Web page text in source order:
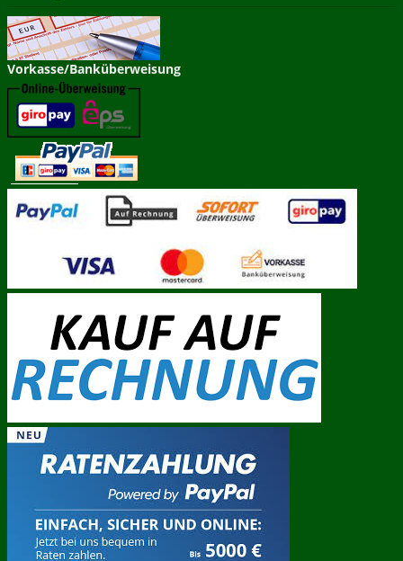
Vorkasse/Banküberweisung